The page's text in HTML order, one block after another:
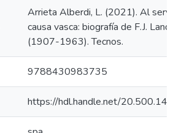
Arrieta Alberdi, L. (2021). Al
causa vasca: biografía de F.J.
(1907-1963). Tecnos.
9788430983735
https://hdl.handle.net/